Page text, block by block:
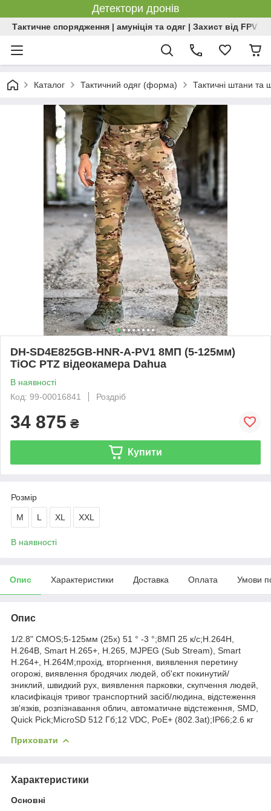
Детектори дронів
Тактичне спорядження | амуніція та одяг | Захист від FPV |
Каталог Тактичний одяг (форма) Тактичні штани та
DH-SD4E825GB-HNR-A-PV1 8МП (5-125мм)
TiOC PTZ відеокамера Dahua
В наявності
Код: 99-00016841
Роздріб
34 875 ₴
Купити
Розмір
M L XL XXL
В наявності
Опис Характеристики Доставка Оплата Умови
Опис
1/2.8" CMOS;5-125мм (25х) 51 ° -3 °;8МП 25 к/с;H.264H,
H.264B, Smart H.265+, H.265, MJPEG (Sub Stream), Smart
H.264+, H.264M;прохід, вторгнення, виявлення перетину
огорожі, виявлення бродячих людей, об'єкт покинутий/
зниклий, швидкий рух, виявлення парковки, скупчення людей,
класифікація тривог транспортний засіб/людина, відстеження
зв'язків, розпізнавання облич, автоматичне відстеження, SMD,
Quick Pick;MicroSD 512 Гб;12 VDC, PoE+ (802.3at);IP66;2.6 кг
Приховати
Характеристики
Основні